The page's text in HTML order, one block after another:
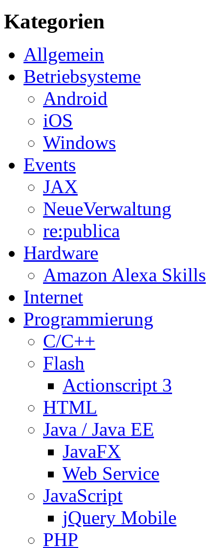
Kategorien
Allgemein
Betriebsysteme
Android
iOS
Windows
Events
JAX
NeueVerwaltung
re:publica
Hardware
Amazon Alexa Skills
Internet
Programmierung
C/C++
Flash
Actionscript 3
HTML
Java / Java EE
JavaFX
Web Service
JavaScript
jQuery Mobile
PHP